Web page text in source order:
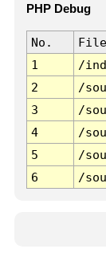
PHP Debug
No. File
1
/
2
/
3
/
4
/
5
/
6
/